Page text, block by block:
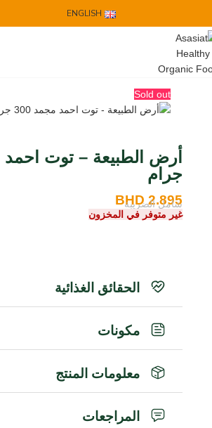
ENGLISH
Sold out
جرام
2.895
BHD
شامل الضريبة
غير متوفر في المخزون
الحقائق الغذائية
مكونات
معلومات المنتج
المراجعات